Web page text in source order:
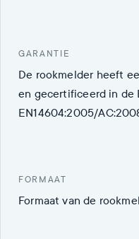
GARANTIE
De rookmelder heeft
en gecertificeerd in de
EN14604:2005/
FORMAAT
Formaat van de